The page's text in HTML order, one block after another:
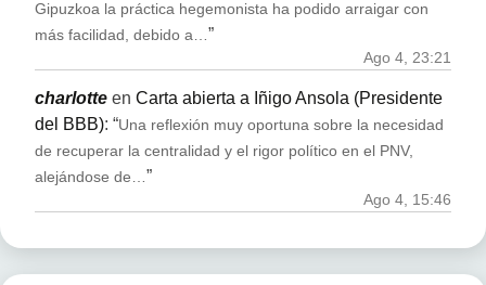
Gipuzkoa la práctica hegemonista ha podido arraigar con
más facilidad, debido a…”
Ago 4, 23:21
charlotte en Carta abierta a Iñigo Ansola (Presidente
del BBB): “Una reflexión muy oportuna sobre la necesidad
de recuperar la centralidad y el rigor político en el PNV,
alejándose de… ”
Ago 4, 15:46